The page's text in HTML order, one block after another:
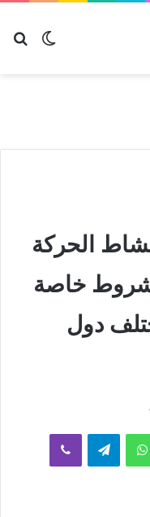
الوضع
الحركة
خاصة
دول
واتساب تيلقرام ڤايبر